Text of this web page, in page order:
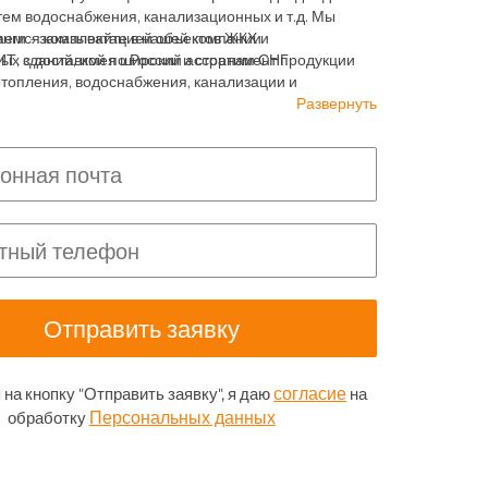
водоснабжения, канализационных и т.д. Мы
комплектацией объектов ЖКХ и
зданий, имея широкий ассортимент продукции
водоснабжения, канализации и
- заказывайте в нашей компании
доставкой по России и странам СНГ.
Развернуть
кнопку "Отправить заявку", я даюсогласие на
обработку Персональных данных